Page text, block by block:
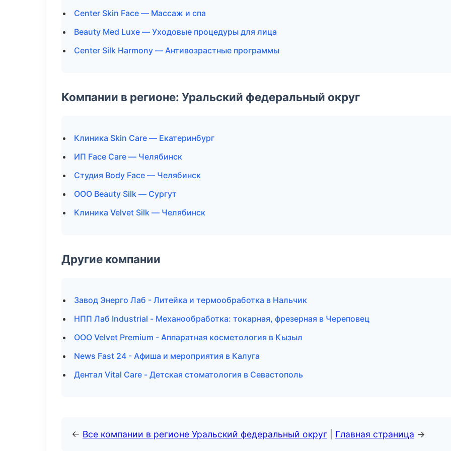
Center Skin Face — Массаж и спа
Beauty Med Luxe — Уходовые процедуры для лица
Center Silk Harmony — Антивозрастные программы
Компании в регионе: Уральский федеральный округ
Клиника Skin Care — Екатеринбург
ИП Face Care — Челябинск
Студия Body Face — Челябинск
ООО Beauty Silk — Сургут
Клиника Velvet Silk — Челябинск
Другие компании
Завод Энерго Лаб - Литейка и термообработка в Нальчик
НПП Лаб Industrial - Механообработка: токарная, фрезерная в Череповец
ООО Velvet Premium - Аппаратная косметология в Кызыл
News Fast 24 - Афиша и мероприятия в Калуга
Дентал Vital Care - Детская стоматология в Севастополь
← Все компании в регионе Уральский федеральный округ Главная страница →